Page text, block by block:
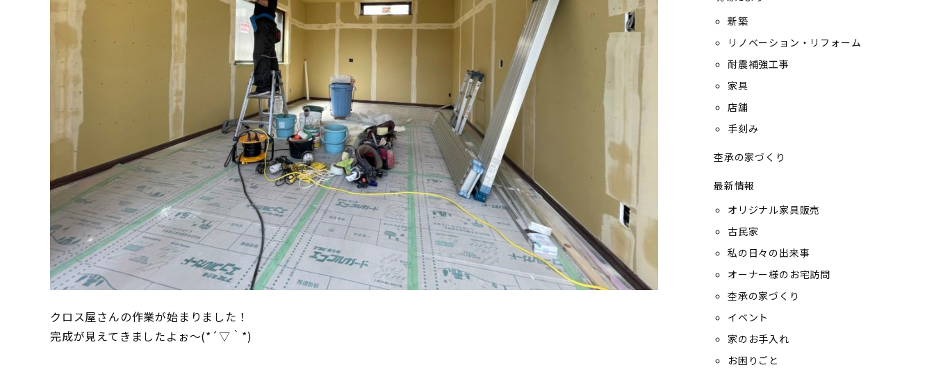
クロス屋さんの作業が始まりました！
完成が見えてきましたよぉ～(*´▽｀*)
新築
リノベーション・リフォーム
耐震補強工事
家具
店舗
手刻み
杢承の家づくり
最新情報
オリジナル家具販売
古民家
私の日々の出来事
オーナー様のお宅訪問
杢承の家づくり
イベント
家のお手入れ
お困りごと